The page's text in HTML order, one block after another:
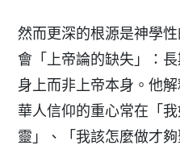
然而更深的根源是神學
會「上帝論的缺失」：
身上而非上帝本身。他
華人信仰的重心常在「
靈」、「我該怎麼做才夠